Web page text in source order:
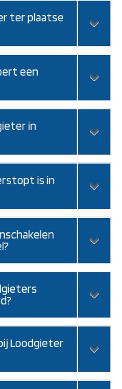
ter plaatse
een
in
is in
Loodgieter